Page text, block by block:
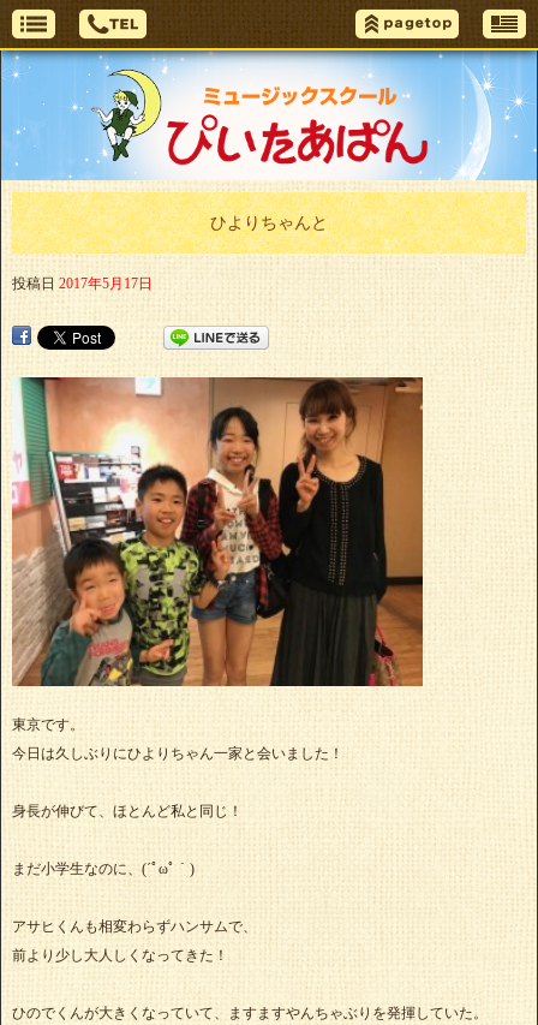
ひよりちゃんと
投稿日 2017年5月17日
東京です。
今日は久しぶりにひよりちゃん一家と会いました！
身長が伸びて、ほとんど私と同じ！
まだ小学生なのに、(´ﾟωﾟ｀)
アサヒくんも相変わらずハンサムで、
前より少し大人しくなってきた！
ひのでくんが大きくなっていて、ますますやんちゃぶりを発揮していた。